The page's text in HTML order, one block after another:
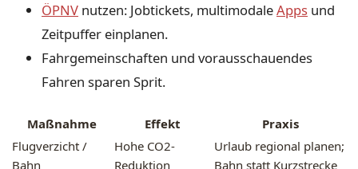
ÖPNV nutzen: Jobtickets, multimodaleApps und
Zeitpuffer einplanen.
Fahrgemeinschaften und vorausschauendes
Fahren sparen Sprit.
Maßnahme Effekt
Praxis
Flugverzicht /
Bahn
Hohe CO2-
Reduktion
Urlaub regional planen;
Bahn statt Kurzstrecke